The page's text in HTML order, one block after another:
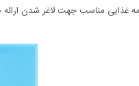
غذایی مناسب جهت لاغر شدن